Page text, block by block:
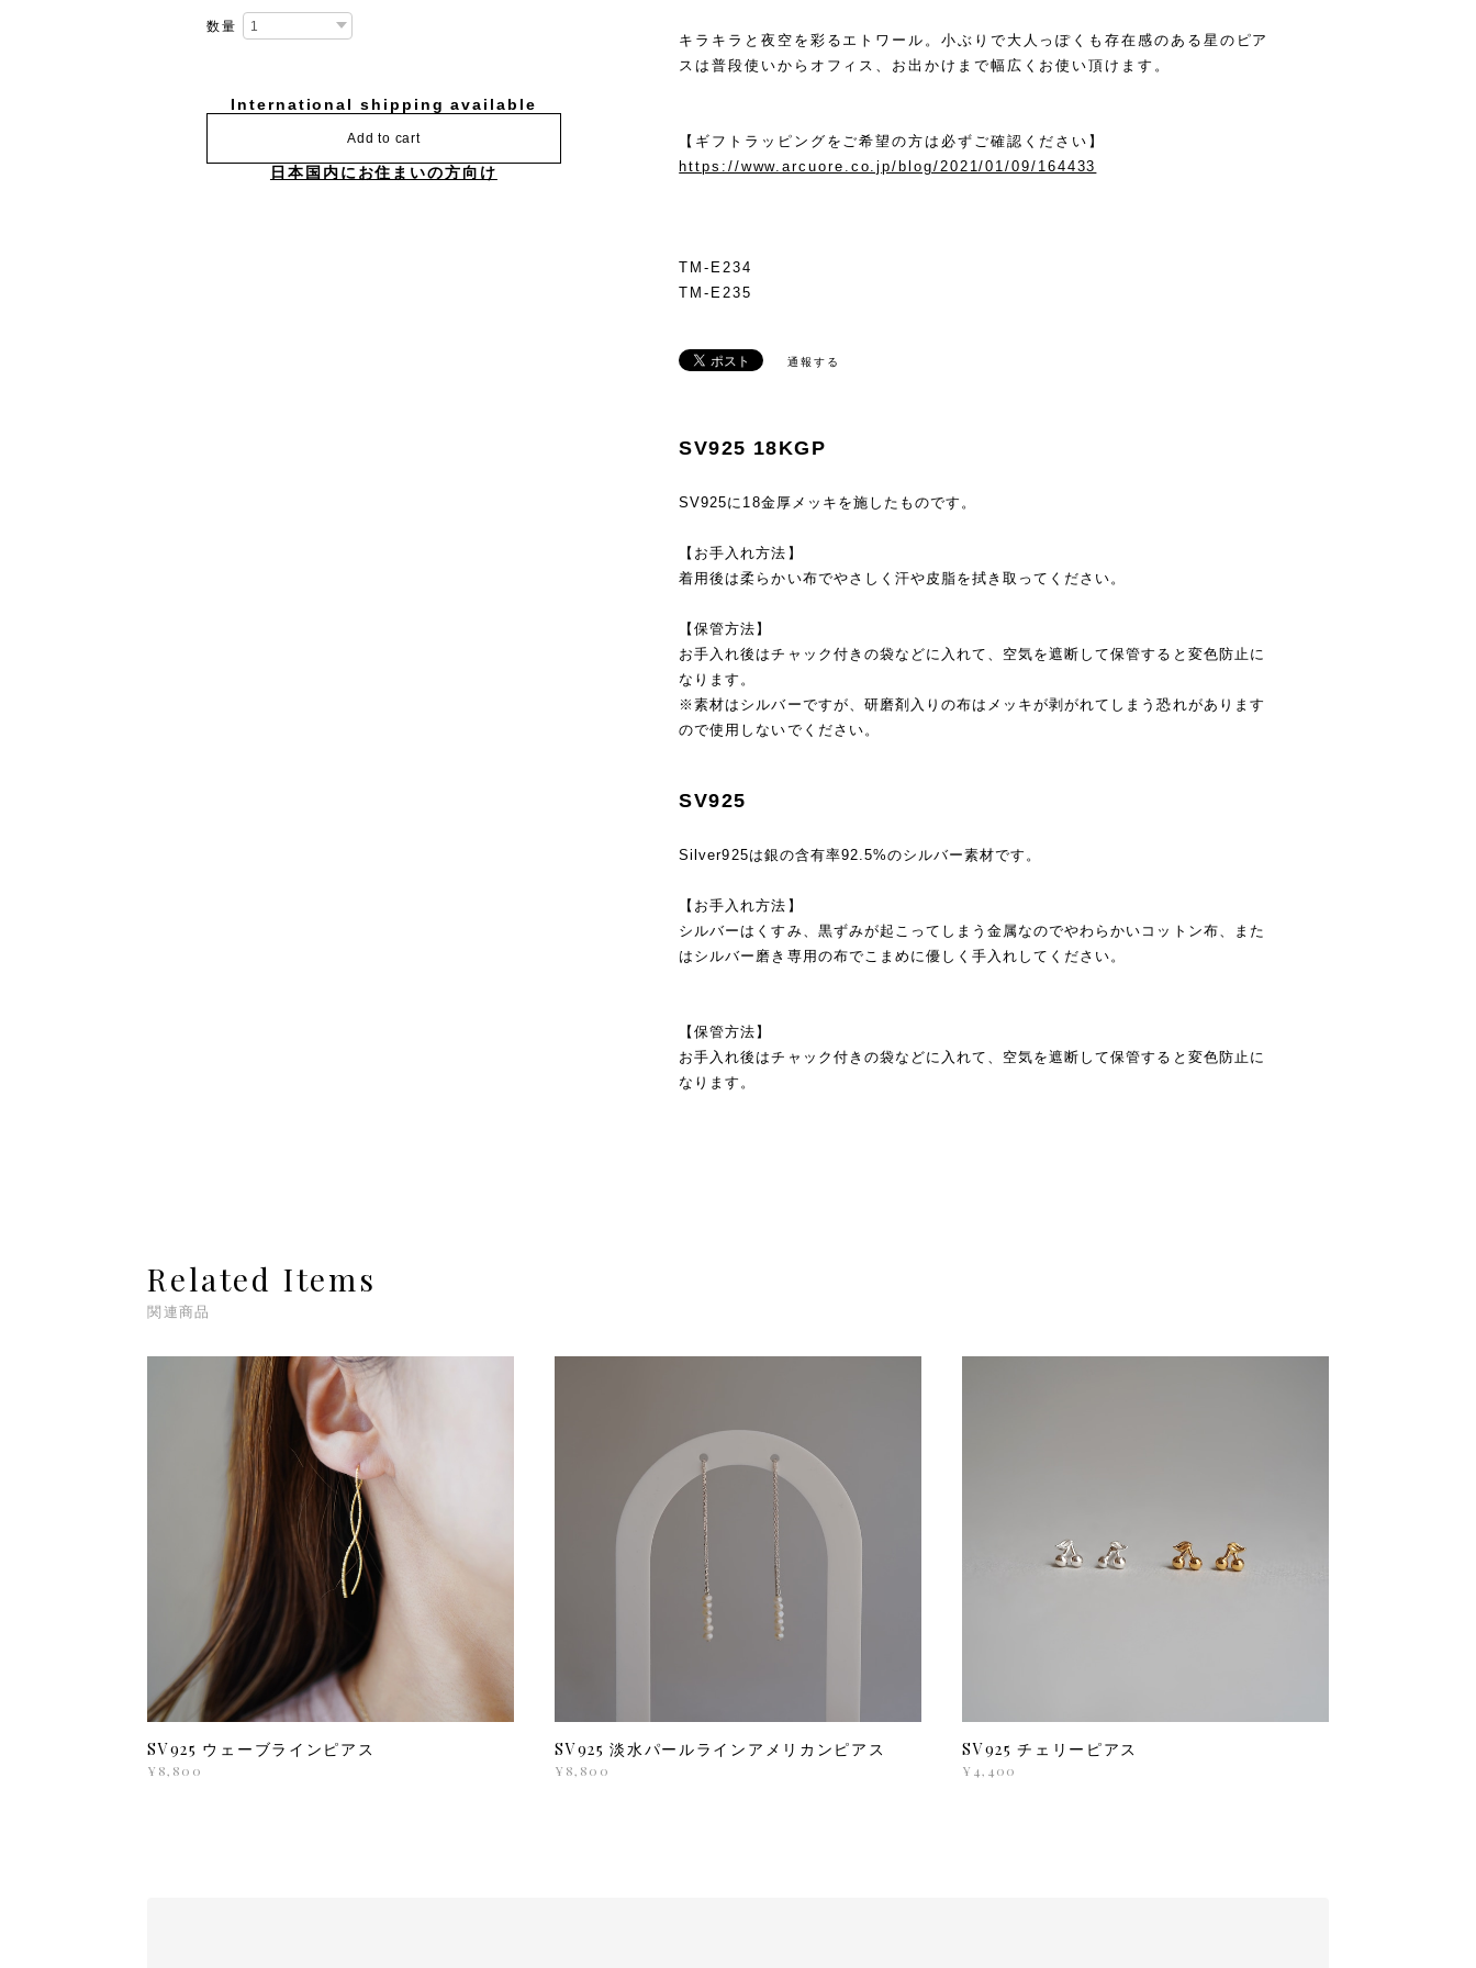
数量
International shipping available
Add to cart
日本国内にお住まいの方向け
キラキラと夜空を彩るエトワール。小ぶりで大人っぽくも存在感のある星のピア
スは普段使いからオフィス、お出かけまで幅広くお使い頂けます。
【ギフトラッピングをご希望の方は必ずご確認ください】
https://www.arcuore.co.jp/blog/2021/01/09/164433
TM-E234
TM-E235
通報する
SV925 18KGP
SV925に18金厚メッキを施したものです。
【お手入れ方法】
着用後は柔らかい布でやさしく汗や皮脂を拭き取ってください。
【保管方法】
お手入れ後はチャック付きの袋などに入れて、空気を遮断して保管すると変色防止に
なります。
※素材はシルバーですが、研磨剤入りの布はメッキが剥がれてしまう恐れがあります
ので使用しないでください。
SV925
Silver925は銀の含有率92.5%のシルバー素材です。
【お手入れ方法】
シルバーはくすみ、黒ずみが起こってしまう金属なのでやわらかいコットン布、また
はシルバー磨き専用の布でこまめに優しく手入れしてください。
【保管方法】
お手入れ後はチャック付きの袋などに入れて、空気を遮断して保管すると変色防止に
なります。
Related Items
関連商品
SV925 ウェーブラインピアス
¥8,800
SV925 淡水パールラインアメリカンピアス
¥8,800
SV925 チェリーピアス
¥4,400